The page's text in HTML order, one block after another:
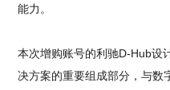
能力。
本次增购账号的利驰D-Hub设
决方案的重要组成部分，与数